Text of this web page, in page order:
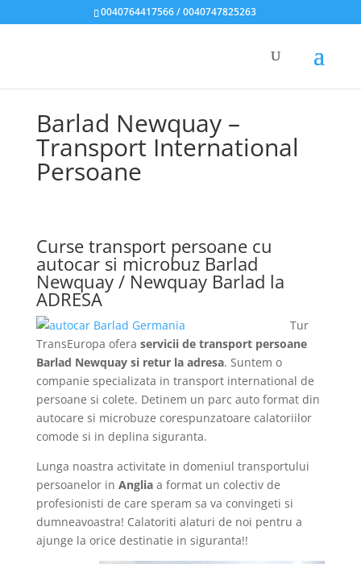
0040764417566 / 0040747825263
Barlad Newquay –
Transport International
Persoane
Curse transport persoane cu
autocar si microbuz Barlad
Newquay / Newquay Barlad la
ADRESA
Tur
TransEuropa ofera servicii de transport persoane
Barlad Newquay si retur la adresa. Suntem o
companie specializata in transport international de
persoane si colete. Detinem un parc auto format din
autocare si microbuze corespunzatoare calatoriilor
comode si in deplina siguranta.
Lunga noastra activitate in domeniul transportului
persoanelor in Angliaa format un colectiv de
profesionisti de care speram sa va convingeti si
dumneavoastra! Calatoriti alaturi de noi pentru a
ajunge la orice destinatie in siguranta!!